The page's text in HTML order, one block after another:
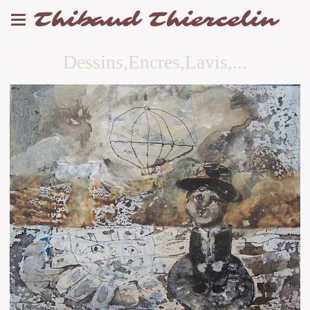
Thibaud Thiercelin
Dessins,Encres,Lavis,...